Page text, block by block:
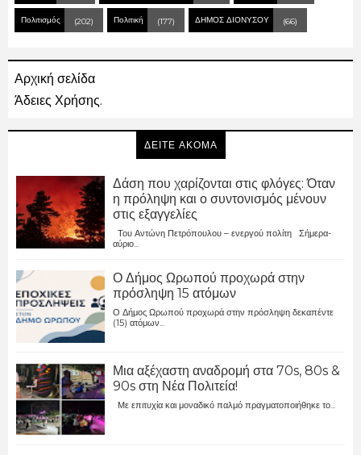
Πολιτισμός (202) Πολιτική (177) ΔΗΜΟΣ ΔΙΟΝΥΣΟΥ (66)
Αρχική σελίδα
Άδειες Χρήσης.
ΔΕΙΤΕ ΑΚΟΜΑ
Δάση που χαρίζονται στις φλόγες: Όταν
η πρόληψη και ο συντονισμός μένουν
στις εξαγγελίες
Του Αντώνη Πετρόπουλου – ενεργού πολίτη Σήμερα-
αύριο...
Ο Δήμος Ωρωπού προχωρά στην
πρόσληψη 15 ατόμων
Ο Δήμος Ωρωπού προχωρά στην πρόσληψη δεκαπέντε
(15) ατόμων...
Μια αξέχαστη αναδρομή στα 70s, 80s &
90s στη Νέα Πολιτεία!
Με επιτυχία και μοναδικό παλμό πραγματοποιήθηκε το...